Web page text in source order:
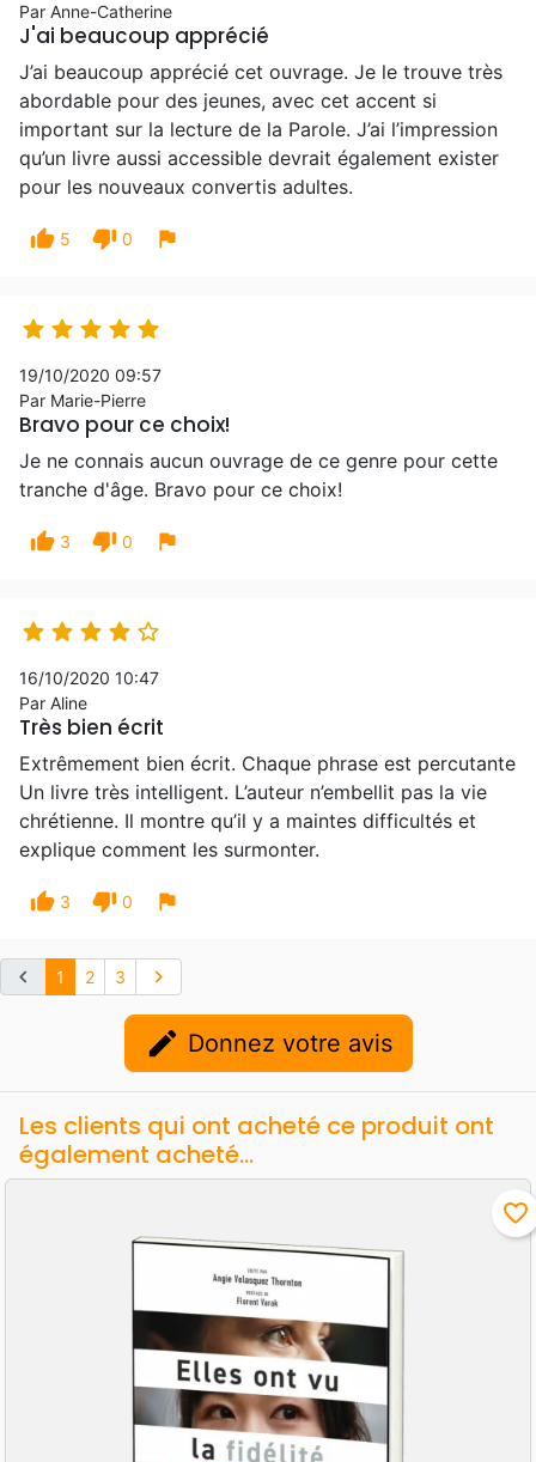
Par Anne-Catherine
J'ai beaucoup apprécié
J’ai beaucoup apprécié cet ouvrage. Je le trouve très
abordable pour des jeunes, avec cet accent si
important sur la lecture de la Parole. J’ai l’impression
qu’un livre aussi accessible devrait également exister
pour les nouveaux convertis adultes.
thumb_up 5 thumb_down 0 flag
    
19/10/2020 09:57
Par Marie-Pierre
Bravo pour ce choix!
Je ne connais aucun ouvrage de ce genre pour cette
tranche d'âge. Bravo pour ce choix!
thumb_up 3 thumb_down 0 flag
    
16/10/2020 10:47
Par Aline
Très bien écrit
Extrêmement bien écrit. Chaque phrase est percutante
Un livre très intelligent. L’auteur n’embellit pas la vie
chrétienne. Il montre qu’il y a maintes difficultés et
explique comment les surmonter.
thumb_up 3 thumb_down 0 flag
chevron_left 1 2 3 chevron_right
edit Donnez votre avis
Les clients qui ont acheté ce produit ont
également acheté...
favorite_border